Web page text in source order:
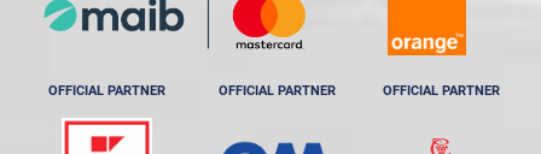
OFFICIAL PARTNER OFFICIAL PARTNER OFFICIAL PARTNER